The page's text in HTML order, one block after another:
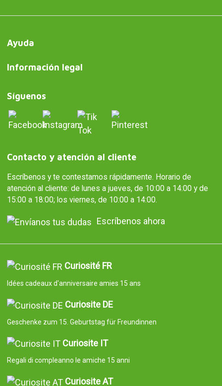
Ayuda
Información legal
Síguenos
Contacto y atención al cliente
Escríbenos y te contestamos rápidamente. Horario de
atención al cliente: de lunes a jueves, de 10:00 a 14:00 y de
15:00 a 18:00; los viernes, de 10:00 a 14:00.
Escríbenos ahora
Curiosité FR
Idées cadeaux d'anniversaire amies 15 ans
Curiosite DE
Geschenke zum 15. Geburtstag für Freundinnen
Curiosite IT
Regali di compleanno le amiche 15 anni
Curiosite AT